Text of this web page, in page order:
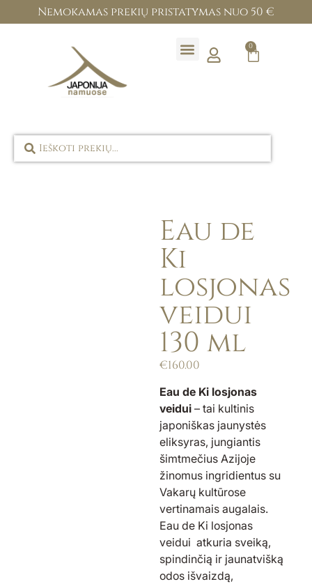
Nemokamas prekių pristatymas nuo 50 €
0
Eau de
Ki
losjonas
veidui
130 ml
€160.00
Eau de Ki losjonas
veidui– tai kultinis
japoniškas jaunystės
eliksyras, jungiantis
šimtmečius Azijoje
žinomus ingridientus su
Vakarų kultūrose
vertinamais augalais.
Eau de Ki losjonas
veidui atkuria sveiką,
spindinčią ir jaunatvišką
odos išvaizdą,